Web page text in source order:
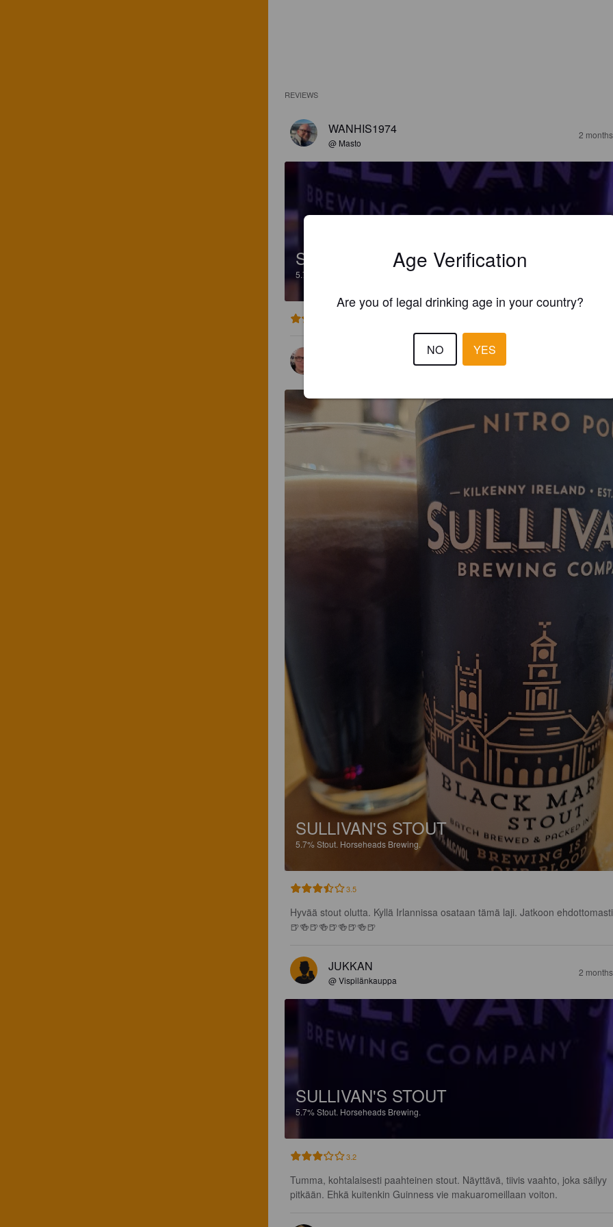
REVIEWS
WANHIS1974
@ Masto
2
SULLIVAN'S STOUT
5.7% Horseheads Brewing.
SULLIVAN'S STOUT
5.7%Stout. Horseheads Brewing.
3.5
Hyvää stout olutta. Kyllä Irlannissa osataan tämä laji. Jatkoon
🍺🍻🍺🍻🍺🍻🍺🍻🍺
JUKKAN
@ Vispilänkauppa
2
SULLIVAN'S STOUT
5.7%Stout. Horseheads Brewing.
3.2
Tumma, kohtalaisesti paahteinen stout. Näyttävä, tiivis vaahto, joka säilyy
pitkään. Ehkä kuitenkin Guinness vie makuaromeillaan voiton.
Age Verification
Are you of legal drinking age in your country?
NO YES